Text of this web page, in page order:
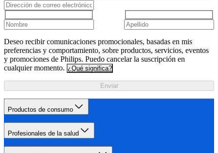
Deseo recibir comunicaciones promocionales, basadas en mis
preferencias y comportamiento, sobre productos, servicios, eventos
y promociones de Philips. Puedo cancelar la suscripción en
cualquier momento. ¿Qué significa?
Enviar
Productos de consumo
Profesionales de la salud